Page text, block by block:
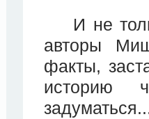
И не
авторы
факты,
историю